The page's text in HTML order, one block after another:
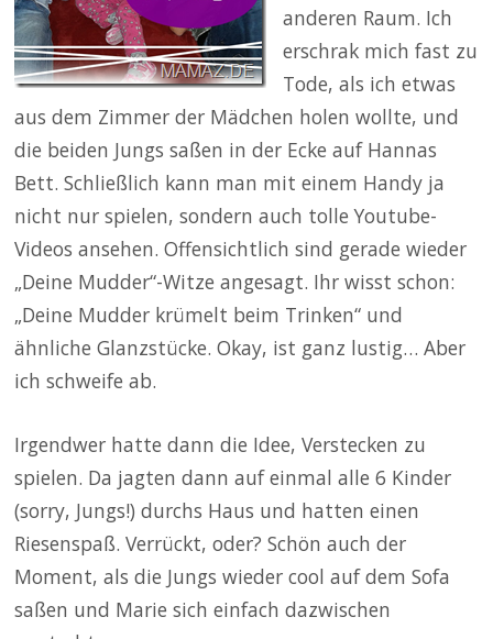
anderen Raum. Ich
erschrak mich fast zu
Tode, als ich etwas
aus dem Zimmer der Mädchen holen wollte, und
die beiden Jungs saßen in der Ecke auf Hannas
Bett. Schließlich kann man mit einem Handy ja
nicht nur spielen, sondern auch tolle Youtube-
Videos ansehen. Offensichtlich sind gerade wieder
„Deine Mudder“-Witze angesagt. Ihr wisst schon:
„Deine Mudder krümelt beim Trinken“ und
ähnliche Glanzstücke. Okay, ist ganz lustig… Aber
ich schweife ab.
Irgendwer hatte dann die Idee, Verstecken zu
spielen. Da jagten dann auf einmal alle 6 Kinder
(sorry, Jungs!) durchs Haus und hatten einen
Riesenspaß. Verrückt, oder? Schön auch der
Moment, als die Jungs wieder cool auf dem Sofa
saßen und Marie sich einfach dazwischen